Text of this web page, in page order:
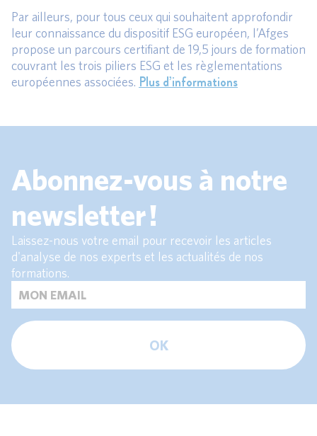
Par ailleurs, pour tous ceux qui souhaitent approfondir
leur connaissance du dispositif ESG européen, l’Afges
propose un parcours certifiant de 19,5 jours de formation
couvrant les trois piliers ESG et les règlementations
européennes associées. Plus d’informations
Abonnez-vous à notre
newsletter !
Laissez-nous votre email pour recevoir les articles
d'analyse de nos experts et les actualités de nos
formations.
OK